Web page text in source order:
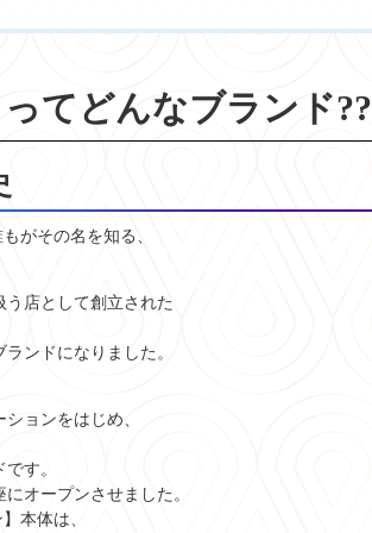
てどんなブランド??
がその名を知る、
う店として創立された
ンドになりました。
ョンをはじめ、
す。
オープンさせました。
本体は、